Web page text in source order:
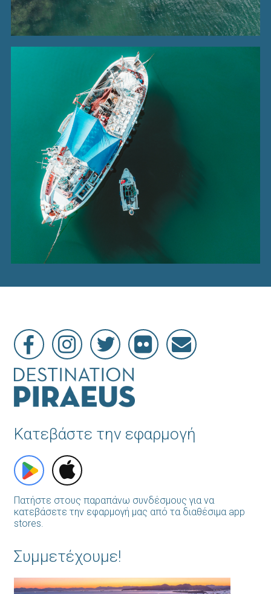
Κατεβάστε την εφαρμογή
Πατήστε στους παραπάνω συνδέσμους για να
κατεβάσετε την εφαρμογή μας από τα διαθέσιμα app
stores.
Συμμετέχουμε!